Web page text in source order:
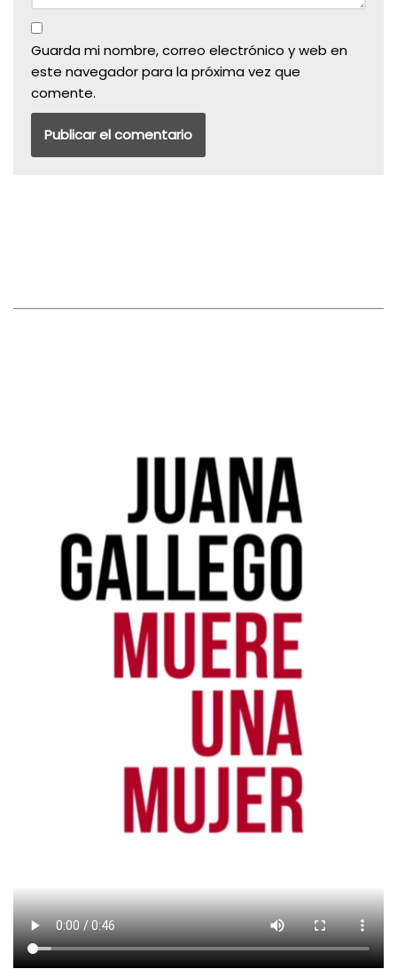
Guarda mi nombre, correo electrónico y web en
este navegador para la próxima vez que
comente.